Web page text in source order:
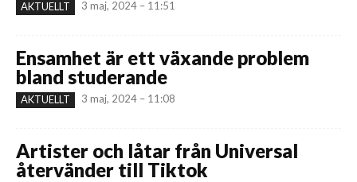
AKTUELLT 3 maj, 2024 – 11:51
Ensamhet är ett växande problem
bland studerande
AKTUELLT 3 maj, 2024 – 11:08
Artister och låtar från Universal
återvänder till Tiktok